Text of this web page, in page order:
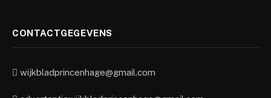
CONTACTGEGEVENS
wijkbladprincenhage@gmail.com